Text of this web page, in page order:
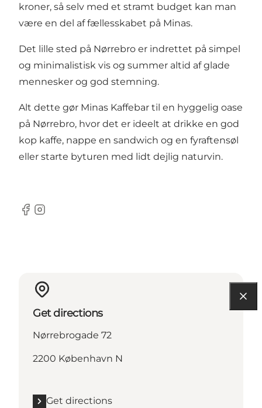
kroner, så selv med et stramt budget kan man
være en del af fællesskabet på Minas.
Det lille sted på Nørrebro er indrettet på simpel
og minimalistisk vis og summer altid af glade
mennesker og god stemning.
Alt dette gør Minas Kaffebar til en hyggelig oase
på Nørrebro, hvor det er ideelt at drikke en god
kop kaffe, nappe en sandwich og en fyraftensøl
eller starte byturen med lidt dejlig naturvin.
Facebook
Instagram
Get directions
Nørrebrogade 72
2200 København N
Get directions